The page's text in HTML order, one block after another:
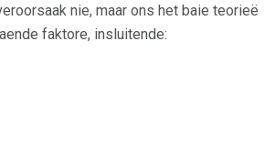
nie, maar ons het baie teorieë
faktore, insluitende: